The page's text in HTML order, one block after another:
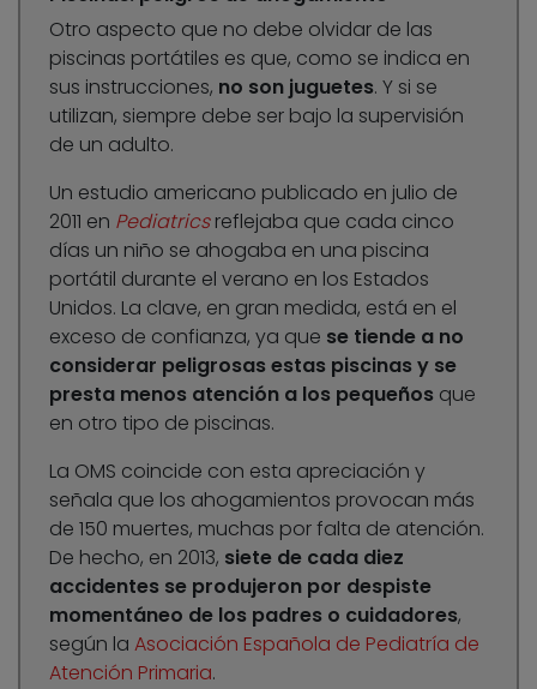
Otro aspecto que no debe olvidar de las
piscinas portátiles es que, como se indica en
sus instrucciones, no son juguetes. Y si se
utilizan, siempre debe ser bajo la supervisión
de un adulto.
Un estudio americano publicado en julio de
2011 en Pediatricsreflejaba que cada cinco
días un niño se ahogaba en una piscina
portátil durante el verano en los Estados
Unidos. La clave, en gran medida, está en el
exceso de confianza, ya que se tiende a no
considerar peligrosas estas piscinas y se
presta menos atención a los pequeños que
en otro tipo de piscinas.
La OMS coincide con esta apreciación y
señala que los ahogamientos provocan más
de 150 muertes, muchas por falta de atención.
De hecho, en 2013, siete de cada diez
accidentes se produjeron por despiste
momentáneo de los padres o cuidadores,
según la Asociación Española de Pediatría de
Atención Primaria.